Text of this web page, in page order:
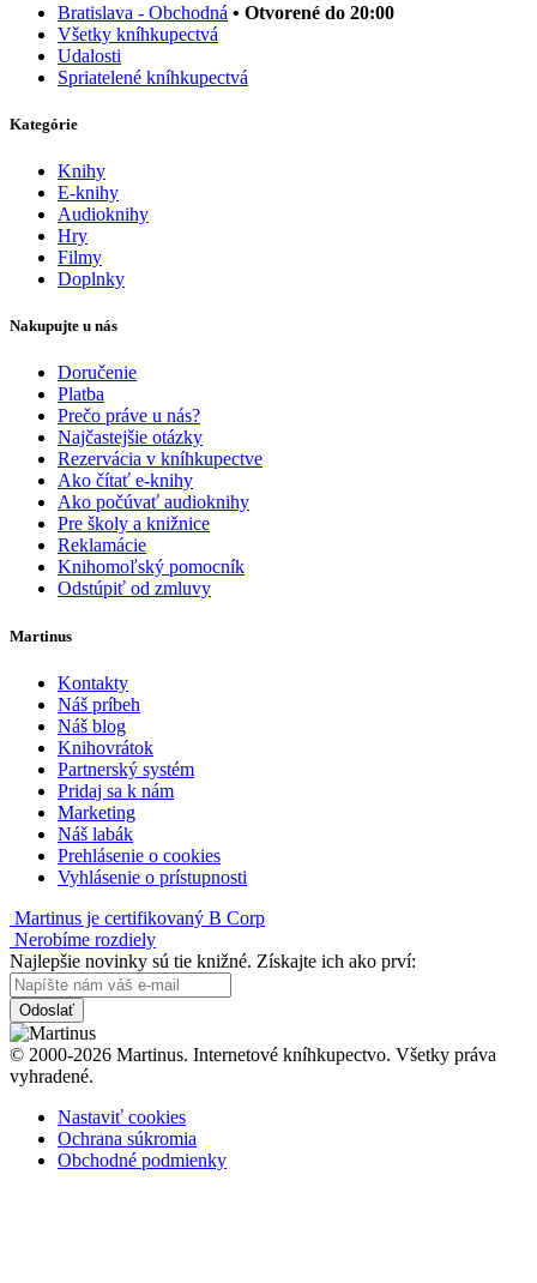
Bratislava - Obchodná • Otvorené do 20:00
Všetky kníhkupectvá
Udalosti
Spriatelené kníhkupectvá
Kategórie
Knihy
E-knihy
Audioknihy
Hry
Filmy
Doplnky
Nakupujte u nás
Doručenie
Platba
Prečo práve u nás?
Najčastejšie otázky
Rezervácia v kníhkupectve
Ako čítať e-knihy
Ako počúvať audioknihy
Pre školy a knižnice
Reklamácie
Knihomoľský pomocník
Odstúpiť od zmluvy
Martinus
Kontakty
Náš príbeh
Náš blog
Knihovrátok
Partnerský systém
Pridaj sa k nám
Marketing
Náš labák
Prehlásenie o cookies
Vyhlásenie o prístupnosti
Martinus je certifikovaný B Corp
Nerobíme rozdiely
Najlepšie novinky sú tie knižné. Získajte ich ako prví:
Odoslať
© 2000-2026 Martinus. Internetové kníhkupectvo. Všetky práva
vyhradené.
Nastaviť cookies
Ochrana súkromia
Obchodné podmienky